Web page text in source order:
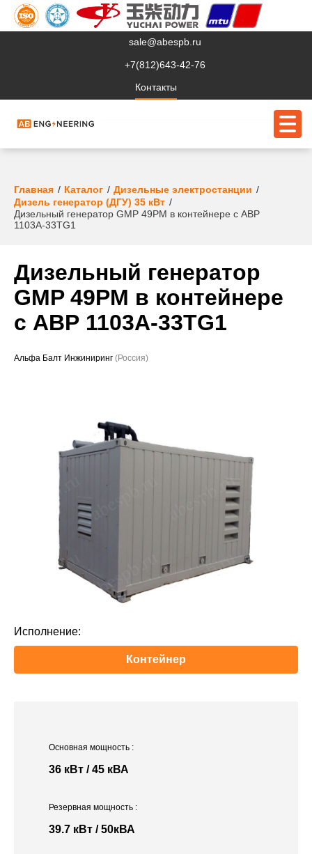
sale@abespb.ru
+7(812)643-42-76
Контакты
О компании
Клиентам
Сервис
Судовое ЭО
Проекты
Главная Каталог
Дизельные электростанции
Дизель генератор (ДГУ) 35 кВт
Дизельный генератор GMP 49PM в контейнере с АВР
1103A-33TG1
Дизельный генератор
GMP 49PM в контейнере
с АВР 1103A-33TG1
Альфа Балт Инжиниринг (Россия)
Исполнение:
Контейнер
Основная мощность :
36 кВт / 45 кВА
Резервная мощность :
39.7 кВт / 50кВА